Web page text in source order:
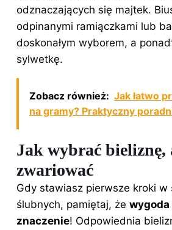
odznaczających się majtek.
odpinanymi ramiączkami lub
doskonałym wyborem, a
sylwetkę.
Zobacz również: Jak łatwo
na gramy? Praktyczny
Jak wybrać bieliznę,
zwariować
Gdy stawiasz pierwsze kroki w
ślubnych, pamiętaj, że wygoda
znaczenie! Odpowiednia